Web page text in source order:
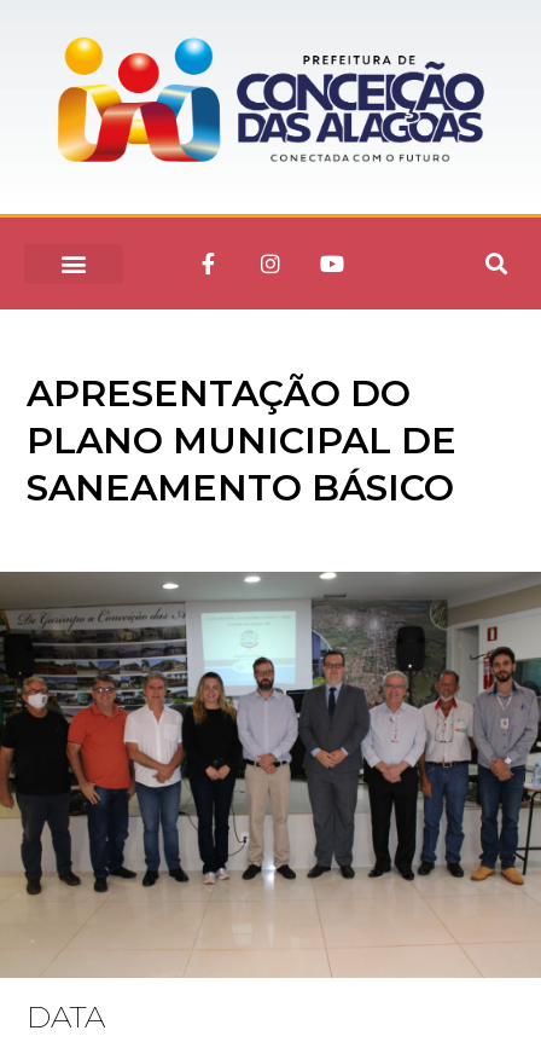
APRESENTAÇÃO DO
PLANO MUNICIPAL DE
SANEAMENTO BÁSICO
DATA